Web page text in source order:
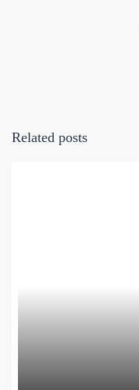
Related posts